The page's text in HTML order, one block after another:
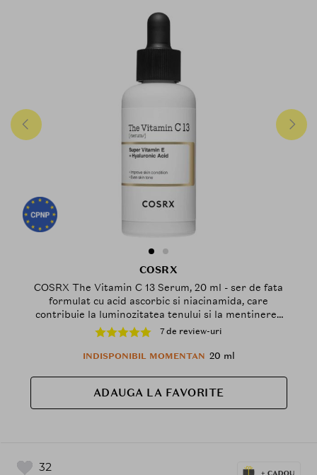
COSRX
COSRX The Vitamin C 13 Serum, 20 ml - ser de fata
formulat cu acid ascorbic si niacinamida, care
contribuie la luminozitatea tenului si la mentinerea
hidratarii7 de review-uri
INDISPONIBIL MOMENTAN 20 ml
ADAUGA LA FAVORITE
32